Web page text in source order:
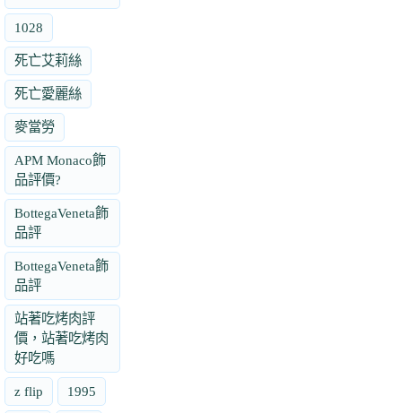
1028
死亡艾莉絲
死亡愛麗絲
麥當勞
APM Monaco飾
品評價?
BottegaVeneta飾
品評
BottegaVeneta飾
品評
站著吃烤肉評
價，站著吃烤肉
好吃嗎
z flip 1995